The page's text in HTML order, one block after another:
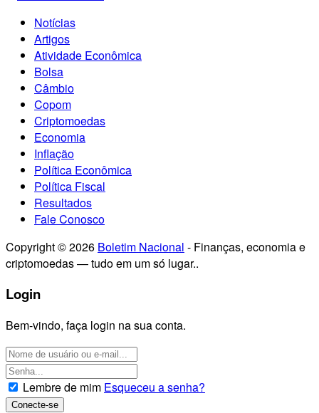
Notícias
Artigos
Atividade Econômica
Bolsa
Câmbio
Copom
Criptomoedas
Economia
Inflação
Política Econômica
Política Fiscal
Resultados
Fale Conosco
Copyright © 2026 Boletim Nacional - Finanças, economia e
criptomoedas — tudo em um só lugar..
Login
Bem-vindo, faça login na sua conta.
Lembre de mim Esqueceu a senha?